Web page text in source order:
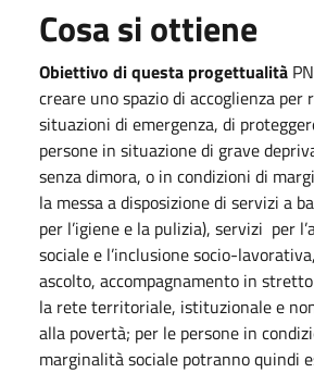
Cosa si ottiene
Obiettivo di questa progettualità
creare uno spazio di accoglienza per
situazioni di emergenza, di
persone in situazione di grave
senza dimora, o in condizioni di
la messa a disposizione di servizi a
per l’igiene e la pulizia), servizi per
sociale e l’inclusione socio-
ascolto, accompagnamento in
la rete territoriale, istituzionale e
alla povertà; per le persone in
marginalità sociale potranno quindi